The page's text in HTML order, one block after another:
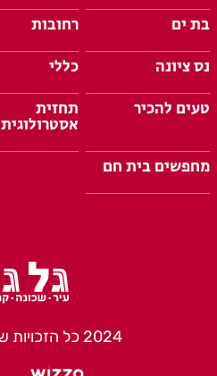
בת ים
רחובות
נס ציונה
כללי
טעים להכיר
תחזית
אסטרולוגית
מחפשים בית חם
2024 כל הזכויות שמורות לגל גפן